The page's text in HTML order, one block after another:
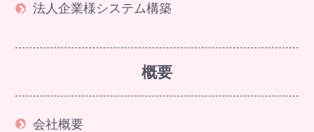
法人企業様システム構築
概要
会社概要